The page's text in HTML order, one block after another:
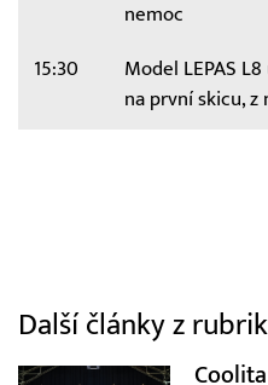
nemoc
15:30
Model LEPAS
na první skicu, z
Další články z